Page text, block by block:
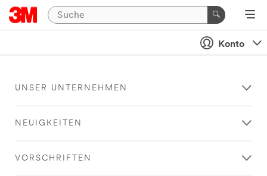
Konto
UNSER UNTERNEHMEN
NEUIGKEITEN
VORSCHRIFTEN